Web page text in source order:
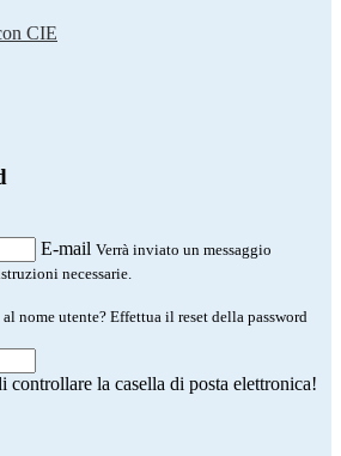
CIE
E-mail Verrà inviato un messaggio
necessarie.
nome utente? Effettua il reset della password
controllare la casella di posta elettronica!